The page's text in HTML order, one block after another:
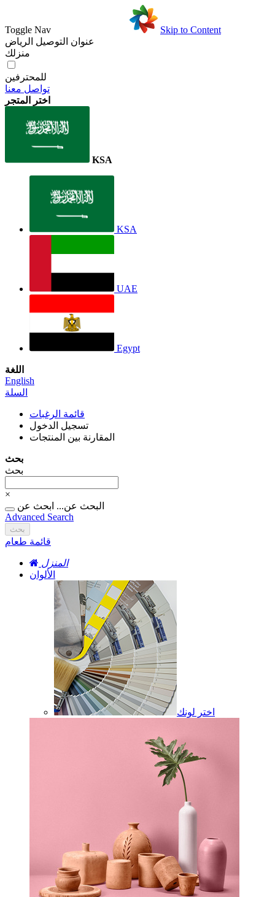
Toggle Nav
Skip to Content
عنوان التوصيل الرياض
منزلك
للمحترفين
تواصل معنا
اختر المتجر
KSA
KSA
UAE
Egypt
اللغة
English
السلة
قائمة الرغبات
تسجيل الدخول
المقارنة بين المنتجات
بحث
بحث
×
البحث عن... ابحث عن
Advanced Search
بحث
قائمة طعام
المنزل
الألوان
اختر لونك